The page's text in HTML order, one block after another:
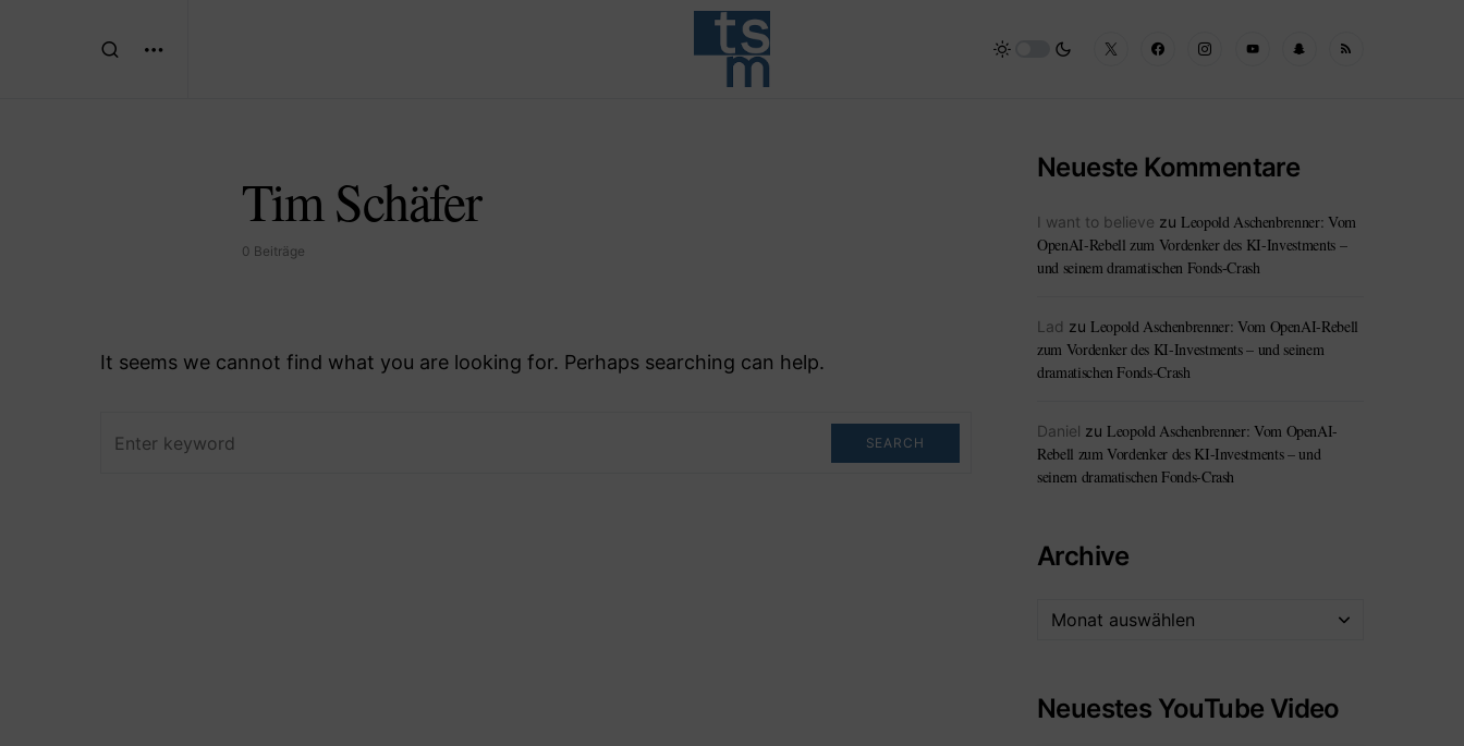
Tim Schäfer
0 Beiträge
It seems we cannot find what you are looking for. Perhaps searching can help.
SEARCH
Neueste Kommentare
I want to believe zu Leopold Aschenbrenner: Vom
OpenAI-Rebell zum Vordenker des KI-Investments –
und seinem dramatischen Fonds-Crash
Lad zu Leopold Aschenbrenner: Vom OpenAI-Rebell
zum Vordenker des KI-Investments – und seinem
dramatischen Fonds-Crash
Daniel zu Leopold Aschenbrenner: Vom OpenAI-
Rebell zum Vordenker des KI-Investments – und
seinem dramatischen Fonds-Crash
Archive
Neuestes YouTube Video